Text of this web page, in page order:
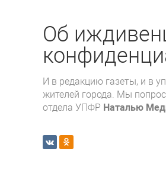
Об
И в редакцию газеты, и в
жителей города. Мы
отдела УПФР Наталью